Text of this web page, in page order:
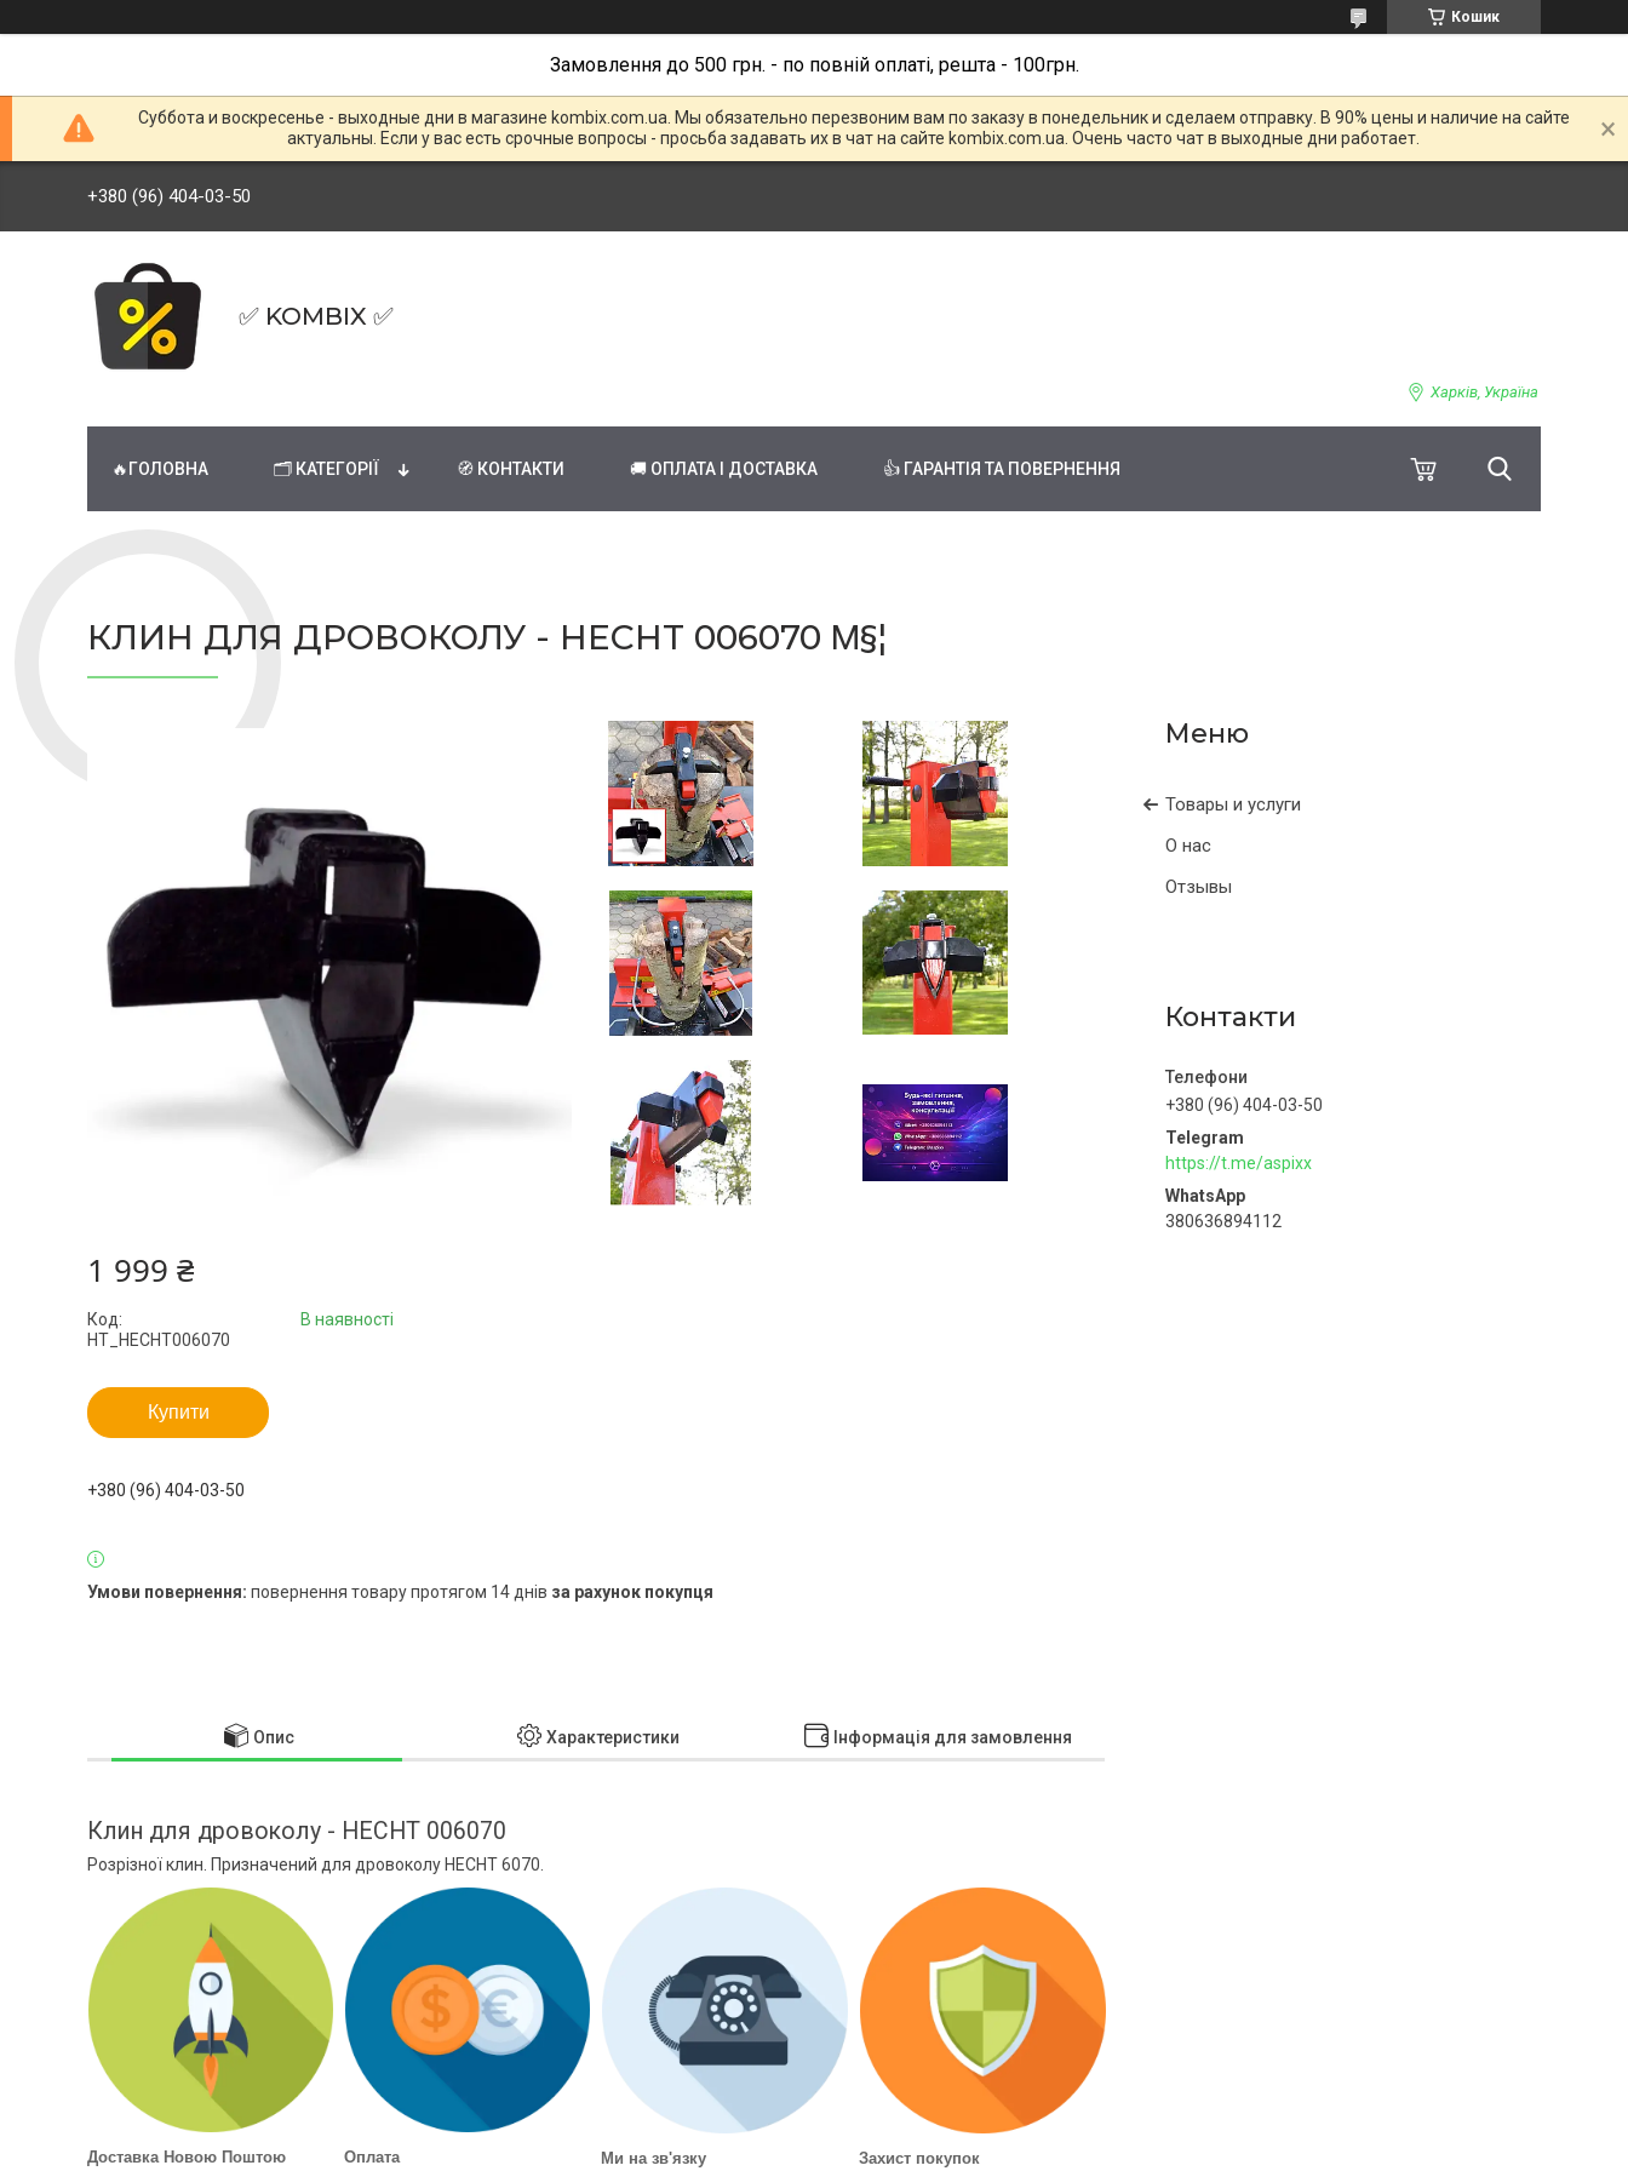
Кошик
Замовлення до 500 грн. - по повній оплаті, решта - 100грн.
Суббота и воскресенье - выходные дни в магазине kombix.com.ua. Мы обязательно перезвоним вам по заказу в понедельник и сделаем отправку. В 90% цены и наличие на сайте
актуальны. Если у вас есть срочные вопросы - просьба задавать их в чат на сайте kombix.com.ua. Очень часто чат в выходные дни работает.
+380 (96) 404-03-50
✅ KOMBIX ✅
Харків, Україна
🔥ГОЛОВНА 🗂 КАТЕГОРІЇ 🧭 КОНТАКТИ 🚚 ОПЛАТА І ДОСТАВКА 👍 ГАРАНТІЯ ТА ПОВЕРНЕННЯ
КЛИН ДЛЯ ДРОВОКОЛУ - HECHT 006070 Μ§¦
Товары и услуги
О нас
Отзывы
Контакти
+380 (96) 404-03-50
https://t.me/aspixx
380636894112
1 999 ₴
В наявності
Код:
HT_HECHT006070
Купити
+380 (96) 404-03-50
повернення товару протягом 14 днів за рахунок покупця
Опис Характеристики Інформація для замовлення
Клин для дровоколу - HECHT 006070
Розрізної клин. Призначений для дровоколу HECHT 6070.
Доставка Новою Поштою Оплата Ми на зв'язку Захист покупок